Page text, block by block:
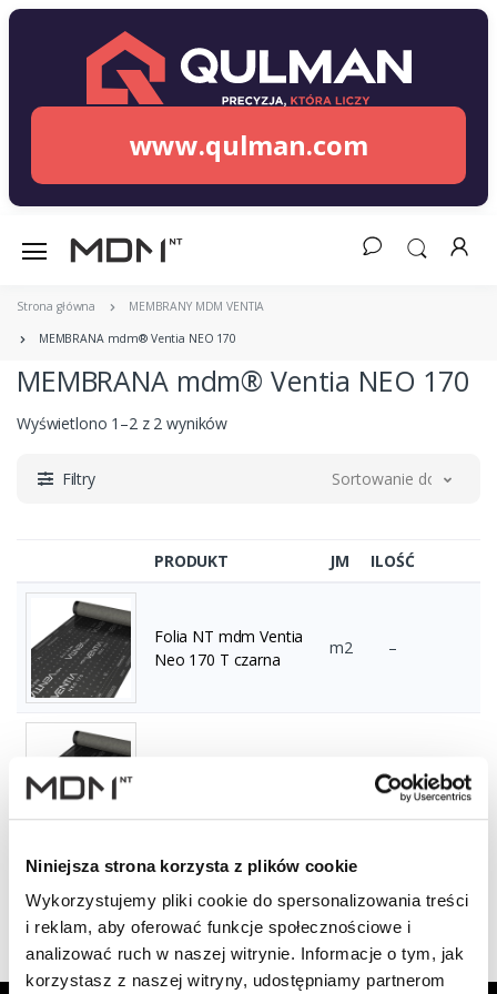
Niniejsza strona korzysta z plików cookie
Wykorzystujemy pliki cookie do spersonalizowania treści
i reklam, aby oferować funkcje społecznościowe i
analizować ruch w naszej witrynie. Informacje o tym, jak
korzystasz z naszej witryny, udostępniamy partnerom
www.qulman.com
Strona główna MEMBRANY MDM VENTIA
MEMBRANA mdm® Ventia NEO 170
MEMBRANA mdm® Ventia NEO 170
Wyświetlono 1–2 z 2 wyników
Filtry Sortowanie domyślne
PRODUKT JM ILOŚĆ
Folia NT mdm Ventia
Neo 170 T czarna
m2 –
–
Wyświetlono 1–2 z 2 wyników